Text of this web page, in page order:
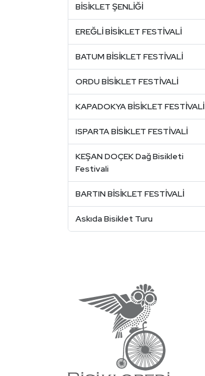
BİSİKLET ŞENLİĞİ
EREĞLİ BİSİKLET FESTİVALİ
BATUM BİSİKLET FESTİVALİ
ORDU BİSİKLET FESTİVALİ
KAPADOKYA BİSİKLET FESTİVALİ
ISPARTA BİSİKLET FESTİVALİ
KEŞAN DOÇEK Dağ Bisikleti
Festivali
BARTIN BİSİKLET FESTİVALİ
Askıda Bisiklet Turu